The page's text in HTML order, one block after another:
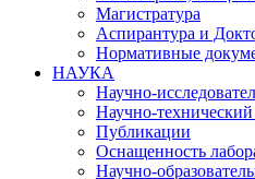
Магистратура
Аспирантура и
Нормативные
НАУКА
Научно-
Научно-
Публикации
Оснащенность
Научно-